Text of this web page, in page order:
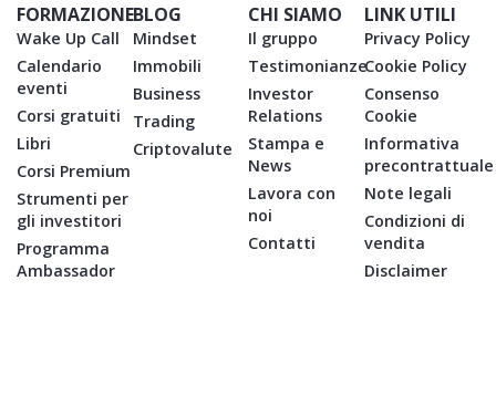
FORMAZIONE
Wake Up Call
Calendario
eventi
Corsi gratuiti
Libri
Corsi Premium
Strumenti per
gli investitori
Programma
Ambassador
BLOG
Mindset
Immobili
Business
Trading
Criptovalute
CHI SIAMO
Il gruppo
Testimonianze
Investor
Relations
Stampa e
News
Lavora con
noi
Contatti
LINK UTILI
Privacy Policy
Cookie Policy
Consenso
Cookie
Informativa
precontrattuale
Note legali
Condizioni di
vendita
Disclaimer